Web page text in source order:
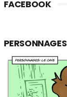
FACEBOOK
PERSONNAGES